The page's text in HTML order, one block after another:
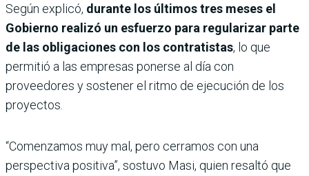
Según explicó, durante los últimos tres meses el
Gobierno realizó un esfuerzo para regularizar parte
de las obligaciones con los contratistas, lo que
permitió a las empresas ponerse al día con
proveedores y sostener el ritmo de ejecución de los
proyectos.
“Comenzamos muy mal, pero cerramos con una
perspectiva positiva”, sostuvo Masi, quien resaltó que